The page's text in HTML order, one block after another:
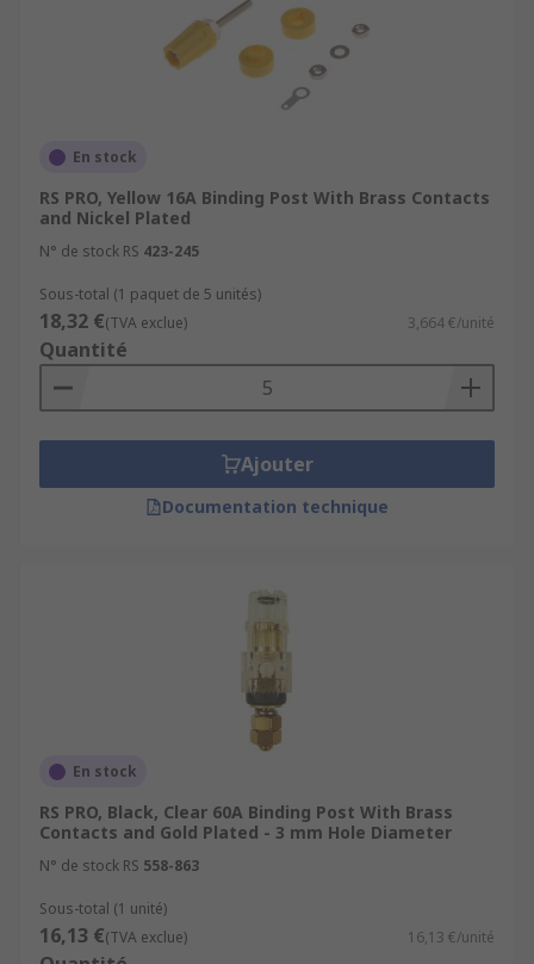
En stock
RS PRO, Yellow 16A Binding Post With Brass Contacts
and Nickel Plated
N° de stock RS 423-245
Sous-total (1 paquet de 5 unités)
18,32 €(TVA exclue) 3,664 €/unité
Quantité
Ajouter
Documentation technique
En stock
RS PRO, Black, Clear 60A Binding Post With Brass
Contacts and Gold Plated - 3 mm Hole Diameter
N° de stock RS 558-863
Sous-total (1 unité)
16,13 €(TVA exclue) 16,13 €/unité